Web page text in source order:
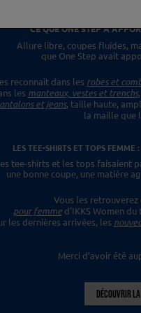
CE QUE ONE STEP A
Allure libre, coupes fluides,
que One Step avait
reconnaît dans les robes et
les manteaux, vestes et trenchs
et jeans, taille haute,
la maille que
LES TEE-SHIRTS ET TOPS FEMME
tee-shirts et les tops faisaient
une bonne coupe, une matière
Vous les retrouverez
pour femmed'IKKS Women du
les dernières arrivées, les
Merci d’avoir été
DÉCOUVRIR